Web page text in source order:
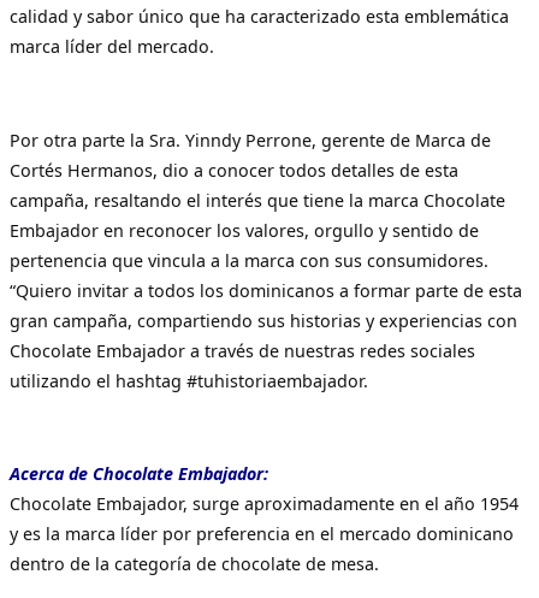
calidad y sabor único que ha caracterizado esta emblemática
marca líder del mercado.
Por otra parte la Sra. Yinndy Perrone, gerente de Marca de
Cortés Hermanos, dio a conocer todos detalles de esta
campaña, resaltando el interés que tiene la marca Chocolate
Embajador en reconocer los valores, orgullo y sentido de
pertenencia que vincula a la marca con sus consumidores.
“Quiero invitar a todos los dominicanos a formar parte de esta
gran campaña, compartiendo sus historias y experiencias con
Chocolate Embajador a través de nuestras redes sociales
utilizando el hashtag #tuhistoriaembajador.
Acerca de Chocolate Embajador:
Chocolate Embajador, surge aproximadamente en el año 1954
y es la marca líder por preferencia en el mercado dominicano
dentro de la categoría de chocolate de mesa.